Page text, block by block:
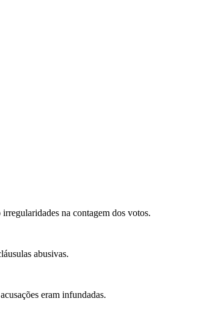
na contagem dos votos.
abusivas.
eram infundadas.